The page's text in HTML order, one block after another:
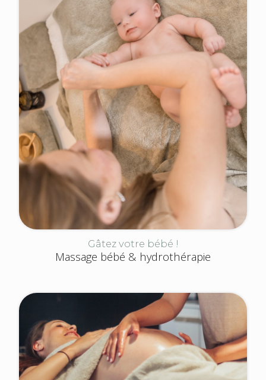
Gâtez votre bébé !
Massage bébé & hydrothérapie